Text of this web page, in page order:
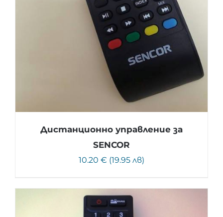
Дистанционно управление за
SENCOR
10.20 € (19.95 лв)